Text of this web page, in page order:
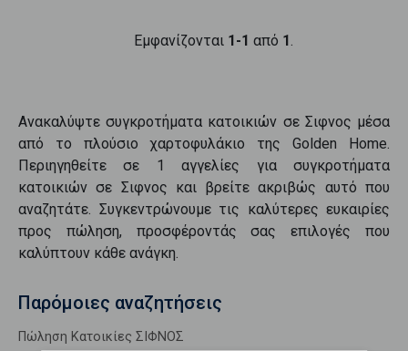
Εμφανίζονται 1-1 από 1
Ανακαλύψτεσυγκροτήματα κατοικιών σε Σιφνος μέσα
από το πλούσιο χαρτοφυλάκιο της Golden Home.
Περιηγηθείτε σε 1 αγγελίες γιασυγκροτήματα
κατοικιών σε Σιφνος και βρείτε ακριβώς αυτό που
αναζητάτε. Συγκεντρώνουμε τις καλύτερες ευκαιρίες
προς πώληση, προσφέροντάς σας επιλογές που
καλύπτουν κάθε ανάγκη.
Παρόμοιες αναζητήσεις
Πώληση Κατοικίες ΣΙΦΝΟΣ